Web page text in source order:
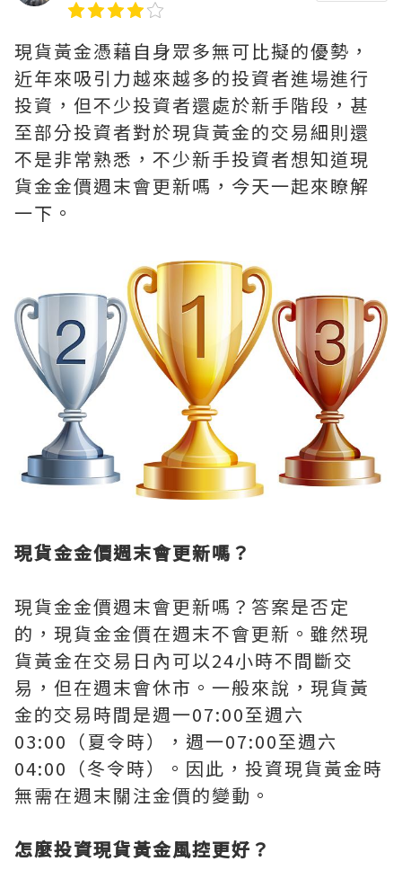
現貨黃金憑藉自身眾多無可比擬的優勢，
近年來吸引力越來越多的投資者進場進行
投資，但不少投資者還處於新手階段，甚
至部分投資者對於現貨黃金的交易細則還
不是非常熟悉，不少新手投資者想知道現
貨金金價週末會更新嗎，今天一起來瞭解
一下。
現貨金金價週末會更新嗎？
現貨金金價週末會更新嗎？答案是否定
的，現貨金金價在週末不會更新。雖然現
貨黃金在交易日內可以24小時不間斷交
易，但在週末會休市。一般來說，現貨黃
金的交易時間是週一07:00至週六
03:00（夏令時），週一07:00至週六
04:00（冬令時）。因此，投資現貨黃金時
無需在週末關注金價的變動。
怎麼投資現貨黃金風控更好？